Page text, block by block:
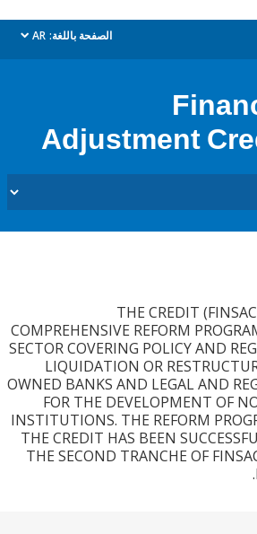
الصفحة باللغة: AR
dropdown
Adjustment
THE CREDIT
COMPREHENSIVE REFORM
SECTOR COVERING POLICY
LIQUIDATION OR
OWNED BANKS AND LEGAL
FOR THE
INSTITUTIONS. THE
THE CREDIT HAS BEEN
THE SECOND TRANCHE